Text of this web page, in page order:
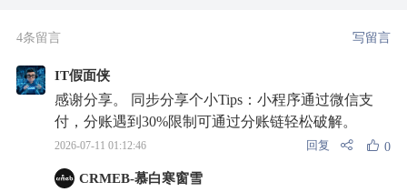
4条留言 写留言
IT假面侠
感谢分享。 同步分享个小Tips：小程序通过微信支
付，分账遇到30%限制可通过分账链轻松破解。
2026-07-11 01:12:46 回复 0
CRMEB-慕白寒窗雪